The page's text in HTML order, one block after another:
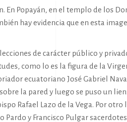
En Popayán, en el templo de los
hay evidencia que en esta
de carácter público y
como lo es la figura de la
ecuatoriano José Gabriel
la pared y luego se puso un
Rafael Lazo de la Vega. Por otro
y Francisco Pulgar